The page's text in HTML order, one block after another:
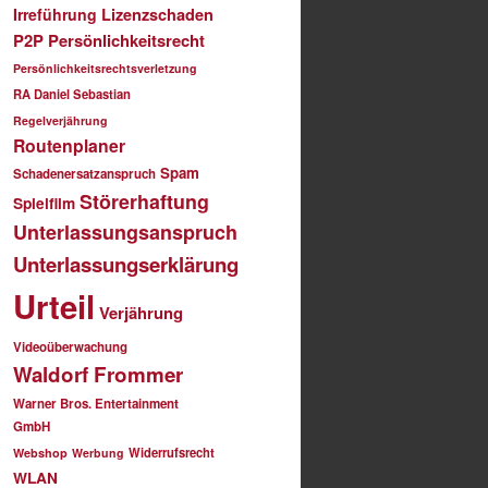
Irreführung Lizenzschaden
P2P Persönlichkeitsrecht
Persönlichkeitsrechtsverletzung
RA Daniel Sebastian
Regelverjährung
Routenplaner
Schadenersatzanspruch Spam
Spielfilm Störerhaftung
Unterlassungsanspruch
Unterlassungserklärung
Urteil Verjährung
Videoüberwachung
Waldorf Frommer
Warner Bros. Entertainment
GmbH
Webshop Werbung Widerrufsrecht
WLAN